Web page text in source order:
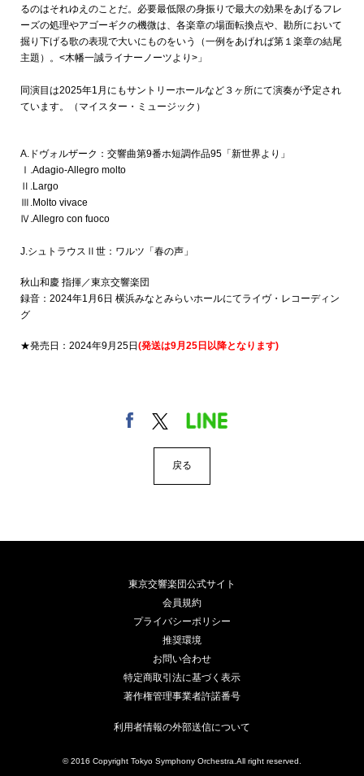
るのはそれゆえのことだ。必要最低限の身振りで最大の効果をあげるフレ
ーズの処理やアゴーギクの機微は、各楽章の場面転換点や、勘所において
掘り下げる歌の表現で大いにものをいう（一例をあげれば第１楽章の結尾
主題）。<木幡一誠ライナーノーツより>」
同演目は2025年1月にもサントリーホールなど３ヶ所にて演奏が予定され
ています。（マイスター・ミュージック）
A.ドヴォルザーク：交響曲第9番ホ短調作品95「新世界より」
Ⅰ.Adagio-Allegro molto
Ⅱ.Largo
Ⅲ.Molto vivace
Ⅳ.Allegro con fuoco
J.シュトラウスⅡ世：ワルツ「春の声」
秋山和慶 指揮／東京交響楽団
録音：2024年1月6日 横浜みなとみらいホールにてライヴ・レコーディン
グ
★発売日：2024年9月25日(発送は9月25日以降となります)
戻る
東京交響楽団公式サイト
会員規約
プライバシーポリシー
推奨環境
お問い合わせ
特定商取引法に基づく表示
著作権管理事業者許諾番号
利用者情報の外部送信について
© 2016 Copyright Tokyo Symphony Orchestra.All right reserved.